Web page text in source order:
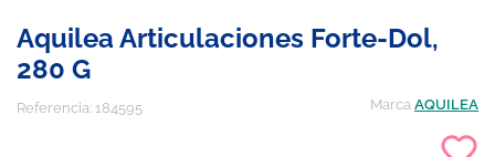
Aquilea Articulaciones Forte-Dol,
280 G
Referencia: 184595 Marca AQUILEA